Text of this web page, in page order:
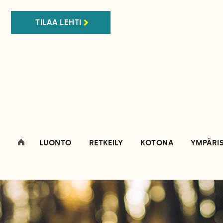
TILAA LEHTI
LUONTO RETKEILY KOTONA